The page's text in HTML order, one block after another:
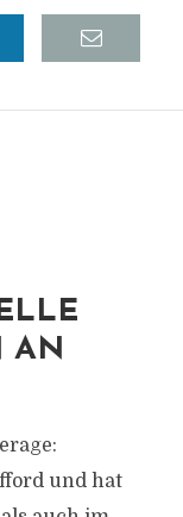
AN
und hat